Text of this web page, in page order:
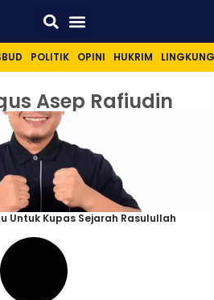
POLITIK OPINI HUKRIM
Asep Rafiudin
Untuk Kupas Sejarah Rasulullah